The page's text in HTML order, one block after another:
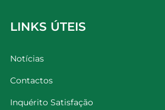
LINKS ÚTEIS
Notícias
Contactos
Inquérito Satisfação